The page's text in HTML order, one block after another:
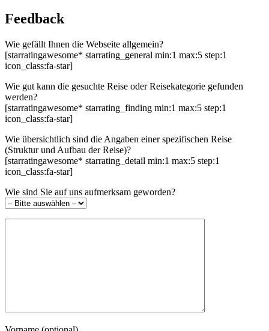
Feedback
Wie gefällt Ihnen die Webseite allgemein?
[starratingawesome* starrating_general min:1 max:5 step:1
icon_class:fa-star]
Wie gut kann die gesuchte Reise oder Reisekategorie gefunden
werden?
[starratingawesome* starrating_finding min:1 max:5 step:1
icon_class:fa-star]
Wie übersichtlich sind die Angaben einer spezifischen Reise
(Struktur und Aufbau der Reise)?
[starratingawesome* starrating_detail min:1 max:5 step:1
icon_class:fa-star]
Wie sind Sie auf uns aufmerksam geworden?